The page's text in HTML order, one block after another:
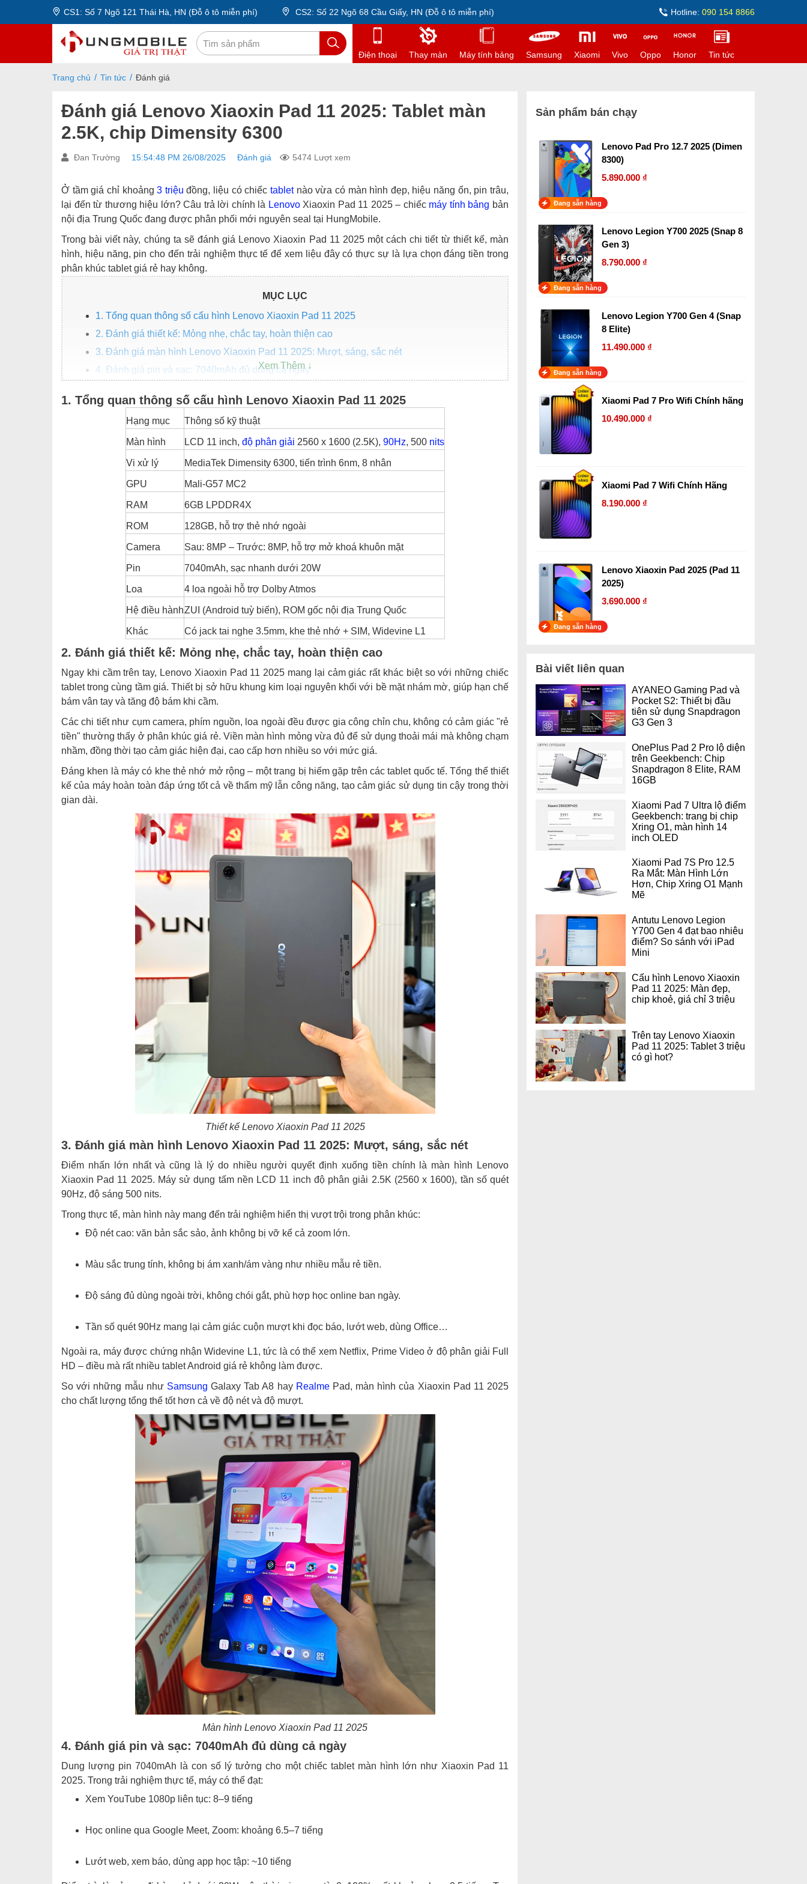
CS1: Số 7 Ngõ 121 Thái Hà, HN (Đỗ ô tô miễn phí) CS2: Số 22 Ngõ 68 Cầu Giấy, HN (Đỗ ô tô miễn phí) Hotline: 090 154 8866
Điện thoại Thay màn Máy tính bảng Samsung Xiaomi Vivo Oppo Honor Tin tức
Trang chủ Tin tức Đánh giá
Đánh giá Lenovo Xiaoxin Pad 11 2025: Tablet màn
2.5K, chip Dimensity 6300
Đan Trường 15:54:48 PM 26/08/2025 Đánh giá 5474 Lượt xem
Ở tầm giá chỉ khoảng3 triệu đồng, liệu có chiếctabletnào vừa có màn hình đẹp, hiệu năng ổn, pin trâu,
lại đến từ thương hiệu lớn? Câu trả lời chính là LenovoXiaoxin Pad 11 2025 – chiếc máy tính bảng bản
nội địa Trung Quốc đang được phân phối mới nguyên seal tại HungMobile.
Trong bài viết này, chúng ta sẽ đánh giá Lenovo Xiaoxin Pad 11 2025 một cách chi tiết từ thiết kế, màn
hình, hiệu năng, pin cho đến trải nghiệm thực tế để xem liệu đây có thực sự là lựa chọn đáng tiền trong
phân khúc tablet giá rẻ hay không.
MỤC LỤC
1. Tổng quan thông số cấu hình Lenovo Xiaoxin Pad 11 2025
2. Đánh giá thiết kế: Mỏng nhẹ, chắc tay, hoàn thiện cao
3. Đánh giá màn hình Lenovo Xiaoxin Pad 11 2025: Mượt, sáng, sắc nét
4. Đánh giá pin và sạc: 7040mAh đủ dùng cả ngày
Trải nghiệm thực tế:
Điểm benchmark:
6. Camera, loa, hệ điều hành và các tính năng khác
Camera:
Âm thanh:
7. Tổng kết: Có đáng mua Lenovo Xiaoxin Pad 11 2025 không?
Ưu điểm nổi bật:
Nhược điểm:
8. Giá Lenovo Xiaoxin Pad 11 2025 tại HungMobile
Tại sao nên mua tại HungMobile?
1. Tổng quan thông số cấu hình Lenovo Xiaoxin Pad 11 2025
Hạng mục Thông số kỹ thuật
Màn hình LCD 11 inch, độ phân giải 2560 x 1600 (2.5K), 90Hz, 500 nits
Vi xử lý MediaTek Dimensity 6300, tiến trình 6nm, 8 nhân
GPU Mali-G57 MC2
RAM 6GB LPDDR4X
ROM 128GB, hỗ trợ thẻ nhớ ngoài
Camera Sau: 8MP – Trước: 8MP, hỗ trợ mở khoá khuôn mặt
Pin 7040mAh, sạc nhanh dưới 20W
Loa 4 loa ngoài hỗ trợ Dolby Atmos
Hệ điều hànhZUI (Android tuỳ biến), ROM gốc nội địa Trung Quốc
Khác Có jack tai nghe 3.5mm, khe thẻ nhớ + SIM, Widevine L1
2. Đánh giá thiết kế: Mỏng nhẹ, chắc tay, hoàn thiện cao
Ngay khi cầm trên tay, Lenovo Xiaoxin Pad 11 2025 mang lại cảm giác rất khác biệt so với những chiếc
tablet trong cùng tầm giá. Thiết bị sở hữu khung kim loại nguyên khối với bề mặt nhám mờ, giúp hạn chế
bám vân tay và tăng độ bám khi cầm.
Các chi tiết như cụm camera, phím nguồn, loa ngoài đều được gia công chỉn chu, không có cảm giác "rẻ
tiền" thường thấy ở phân khúc giá rẻ. Viền màn hình mỏng vừa đủ để sử dụng thoải mái mà không chạm
nhầm, đồng thời tạo cảm giác hiện đại, cao cấp hơn nhiều so với mức giá.
Đáng khen là máy có khe thẻ nhớ mở rộng – một trang bị hiếm gặp trên các tablet quốc tế. Tổng thể thiết
kế của máy hoàn toàn đáp ứng tốt cả về thẩm mỹ lẫn công năng, tạo cảm giác sử dụng tin cậy trong thời
gian dài.
Thiết kế Lenovo Xiaoxin Pad 11 2025
3. Đánh giá màn hình Lenovo Xiaoxin Pad 11 2025: Mượt, sáng, sắc nét
Điểm nhấn lớn nhất và cũng là lý do nhiều người quyết định xuống tiền chính là màn hình Lenovo
Xiaoxin Pad 11 2025. Máy sử dụng tấm nền LCD 11 inch độ phân giải 2.5K (2560 x 1600), tần số quét
90Hz, độ sáng 500 nits.
Trong thực tế, màn hình này mang đến trải nghiệm hiển thị vượt trội trong phân khúc:
Độ nét cao: văn bản sắc sảo, ảnh không bị vỡ kể cả zoom lớn.
Màu sắc trung tính, không bị ám xanh/ám vàng như nhiều mẫu rẻ tiền.
Độ sáng đủ dùng ngoài trời, không chói gắt, phù hợp học online ban ngày.
Tần số quét 90Hz mang lại cảm giác cuộn mượt khi đọc báo, lướt web, dùng Office…
Ngoài ra, máy được chứng nhận Widevine L1, tức là có thể xem Netflix, Prime Video ở độ phân giải Full
HD – điều mà rất nhiều tablet Android giá rẻ không làm được.
So với những mẫu như Samsung Galaxy Tab A8 hay RealmePad, màn hình của Xiaoxin Pad 11 2025
cho chất lượng tổng thể tốt hơn cả về độ nét và độ mượt.
Màn hình Lenovo Xiaoxin Pad 11 2025
4. Đánh giá pin và sạc: 7040mAh đủ dùng cả ngày
Dung lượng pin 7040mAh là con số lý tưởng cho một chiếc tablet màn hình lớn như Xiaoxin Pad 11
2025. Trong trải nghiệm thực tế, máy có thể đạt:
Xem YouTube 1080p liên tục: 8–9 tiếng
Học online qua Google Meet, Zoom: khoảng 6.5–7 tiếng
Lướt web, xem báo, dùng app học tập: ~10 tiếng
Sản phẩm bán chạy
Lenovo Pad Pro 12.7 2025 (Dimen
8300)
5.890.000 ₫
Đang sẵn hàng
Lenovo Legion Y700 2025 (Snap 8
Gen 3)
8.790.000 ₫
Đang sẵn hàng
Lenovo Legion Y700 Gen 4 (Snap
8 Elite)
11.490.000 ₫
Đang sẵn hàng
Xiaomi Pad 7 Pro Wifi Chính hãng
10.490.000 ₫
Xiaomi Pad 7 Wifi Chính Hãng
8.190.000 ₫
Lenovo Xiaoxin Pad 2025 (Pad 11
2025)
3.690.000 ₫
Đang sẵn hàng
Bài viết liên quan
AYANEO Gaming Pad và
Pocket S2: Thiết bị đầu
tiên sử dụng Snapdragon
G3 Gen 3
OnePlus Pad 2 Pro lộ diện
trên Geekbench: Chip
Snapdragon 8 Elite, RAM
16GB
Xiaomi Pad 7 Ultra lộ điểm
Geekbench: trang bị chip
Xring O1, màn hình 14
inch OLED
Xiaomi Pad 7S Pro 12.5
Ra Mắt: Màn Hình Lớn
Hơn, Chip Xring O1 Mạnh
Mẽ
Antutu Lenovo Legion
Y700 Gen 4 đạt bao nhiêu
điểm? So sánh với iPad
Mini
Cấu hình Lenovo Xiaoxin
Pad 11 2025: Màn đẹp,
chip khoẻ, giá chỉ 3 triệu
Trên tay Lenovo Xiaoxin
Pad 11 2025: Tablet 3 triệu
có gì hot?